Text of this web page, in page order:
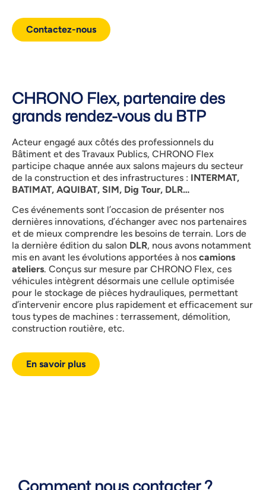
Contactez-nous
CHRONO Flex, partenaire des
grands rendez-vous du BTP
Acteur engagé aux côtés des professionnels du
Bâtiment et des Travaux Publics, CHRONO Flex
participe chaque année aux salons majeurs du secteur
de la construction et des infrastructures : INTERMAT,
BATIMAT, AQUIBAT, SIM, Dig Tour, DLR…
Ces événements sont l’occasion de présenter nos
dernières innovations, d’échanger avec nos partenaires
et de mieux comprendre les besoins de terrain. Lors de
la dernière édition du salon DLR, nous avons notamment
mis en avant les évolutions apportées à nos camions
ateliers. Conçus sur mesure par CHRONO Flex, ces
véhicules intègrent désormais une cellule optimisée
pour le stockage de pièces hydrauliques, permettant
d’intervenir encore plus rapidement et efficacement sur
tous types de machines : terrassement, démolition,
construction routière, etc.
En savoir plus